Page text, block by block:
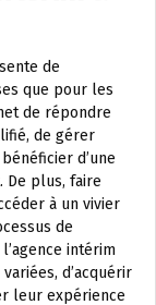
de
que pour les
de répondre
de gérer
d’une
De plus, faire
à un vivier
de
intérim
d’acquérir
leur expérience